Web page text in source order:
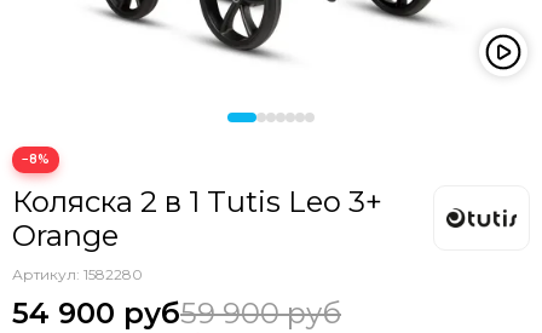
Doona
Drema BabyDou
Ducle
Ellipse
Espiro
−8%
Коляска 2 в 1 Tutis Leo 3+
Orange
Артикул: 1582280
54 900 руб59 900 руб